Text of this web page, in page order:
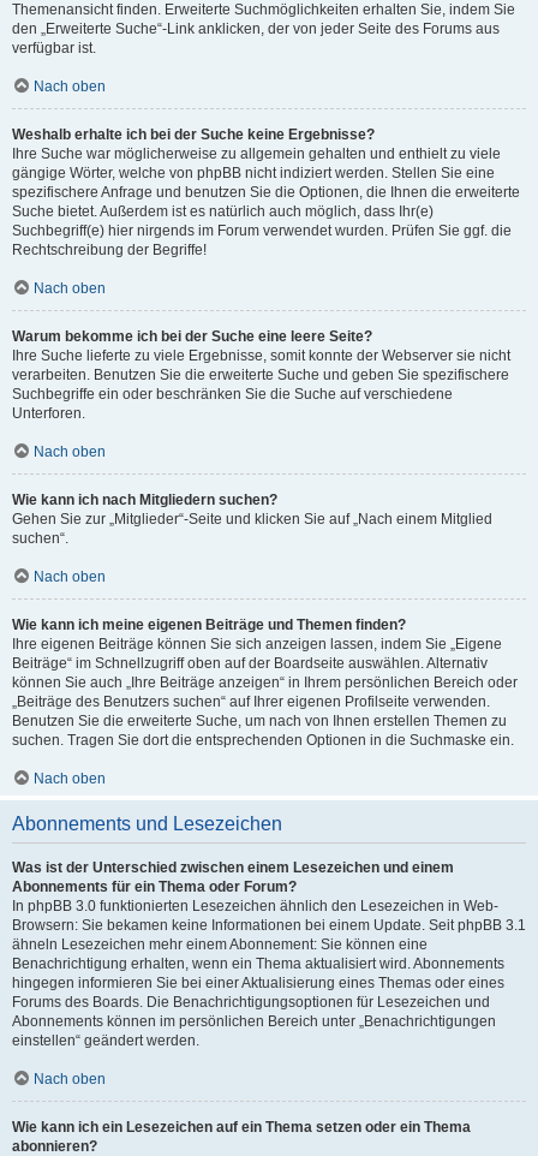
Themenansicht finden. Erweiterte Suchmöglichkeiten erhalten Sie, indem Sie
den „Erweiterte Suche“-Link anklicken, der von jeder Seite des Forums aus
verfügbar ist.
Nach oben
Weshalb erhalte ich bei der Suche keine Ergebnisse?
Ihre Suche war möglicherweise zu allgemein gehalten und enthielt zu viele
gängige Wörter, welche von phpBB nicht indiziert werden. Stellen Sie eine
spezifischere Anfrage und benutzen Sie die Optionen, die Ihnen die erweiterte
Suche bietet. Außerdem ist es natürlich auch möglich, dass Ihr(e)
Suchbegriff(e) hier nirgends im Forum verwendet wurden. Prüfen Sie ggf. die
Rechtschreibung der Begriffe!
Nach oben
Warum bekomme ich bei der Suche eine leere Seite?
Ihre Suche lieferte zu viele Ergebnisse, somit konnte der Webserver sie nicht
verarbeiten. Benutzen Sie die erweiterte Suche und geben Sie spezifischere
Suchbegriffe ein oder beschränken Sie die Suche auf verschiedene
Unterforen.
Nach oben
Wie kann ich nach Mitgliedern suchen?
Gehen Sie zur „Mitglieder“-Seite und klicken Sie auf „Nach einem Mitglied
suchen“.
Nach oben
Wie kann ich meine eigenen Beiträge und Themen finden?
Ihre eigenen Beiträge können Sie sich anzeigen lassen, indem Sie „Eigene
Beiträge“ im Schnellzugriff oben auf der Boardseite auswählen. Alternativ
können Sie auch „Ihre Beiträge anzeigen“ in Ihrem persönlichen Bereich oder
„Beiträge des Benutzers suchen“ auf Ihrer eigenen Profilseite verwenden.
Benutzen Sie die erweiterte Suche, um nach von Ihnen erstellen Themen zu
suchen. Tragen Sie dort die entsprechenden Optionen in die Suchmaske ein.
Nach oben
Abonnements und Lesezeichen
Was ist der Unterschied zwischen einem Lesezeichen und einem
Abonnements für ein Thema oder Forum?
In phpBB 3.0 funktionierten Lesezeichen ähnlich den Lesezeichen in Web-
Browsern: Sie bekamen keine Informationen bei einem Update. Seit phpBB 3.1
ähneln Lesezeichen mehr einem Abonnement: Sie können eine
Benachrichtigung erhalten, wenn ein Thema aktualisiert wird. Abonnements
hingegen informieren Sie bei einer Aktualisierung eines Themas oder eines
Forums des Boards. Die Benachrichtigungsoptionen für Lesezeichen und
Abonnements können im persönlichen Bereich unter „Benachrichtigungen
einstellen“ geändert werden.
Nach oben
Wie kann ich ein Lesezeichen auf ein Thema setzen oder ein Thema
abonnieren?